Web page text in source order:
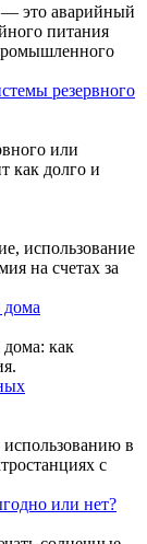
— это аварийный
питания
резервного
или
как долго и
использование
на счетах за
дома
дома: как
в
с
или нет?